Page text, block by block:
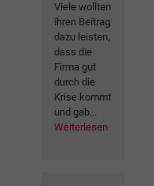
Viele wollten
ihren Beitrag
dazu leisten,
dass die
Firma gut
durch die
Krise kommt
und gab...
Weiterlesen